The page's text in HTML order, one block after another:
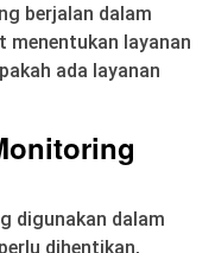
berjalan dalam
layanan
ada layanan
digunakan dalam
dihentikan,